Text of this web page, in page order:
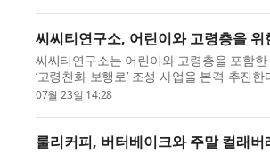
씨씨티연구소, 어린이와 고령층을
씨씨티연구소는 어린이와 고령층을 포함한
‘고령친화 보행로’ 조성 사업을 본격 추진
가 체감할 수 있는 안전한 교통 인프라 구
07월 23일 14:28
룰리커피, 버터베이크와 주말 컬래